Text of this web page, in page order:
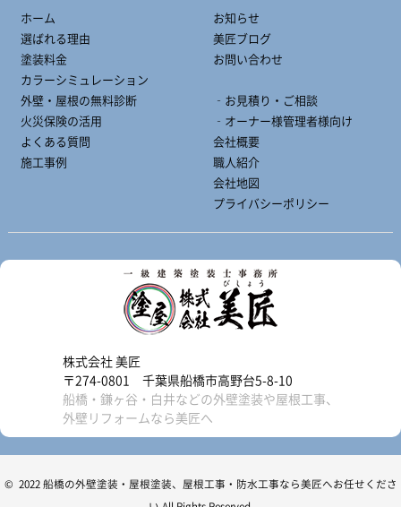
ホーム
選ばれる理由
塗装料金
カラーシミュレーション
外壁・屋根の無料診断
火災保険の活用
よくある質問
施工事例
お知らせ
美匠ブログ
お問い合わせ
‐お見積り・ご相談
‐オーナー様管理者様向け
会社概要
職人紹介
会社地図
プライバシーポリシー
株式会社 美匠
〒274-0801 千葉県船橋市高野台5-8-10
船橋・鎌ヶ谷・白井などの外壁塗装や屋根工事、
外壁リフォームなら美匠へ
© 2022 船橋の外壁塗装・屋根塗装、屋根工事・防水工事なら美匠へお任せくださ